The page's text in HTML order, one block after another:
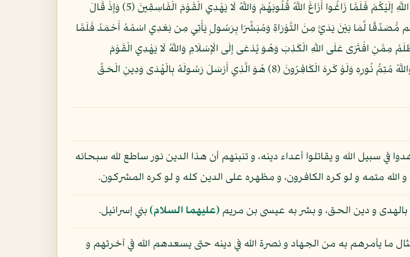
لِقَوْمِهِ يَا قَوْمِ لِمَ تُؤْذُونَنِي وَقَد تَّعْلَمُونَ أَنِّي رَسُولُ اللَّهِ إِلَيْكُمْ فَلَمَّا زَاغُوا أَزَاغَ اللَّهُ قُلُوبَهُمْ وَاللَّهُ لَا يَهْدِي الْقَوْمَ الْفَاسِقِينَ (5) وَإِذْ قَالَ
مُّصَدِّقًا لِّمَا بَيْنَ يَدَيَّ مِنَ التَّوْرَاةِ وَمُبَشِّرًا بِرَسُولٍ يَأْتِي مِن بَعْدِي اسْمُهُ أَحْمَدُ فَلَمَّا
قَالُوا هَذَا سِحْرٌ مُّبِينٌ (6) وَمَنْ أَظْلَمُ مِمَّنِ افْتَرَى عَلَى اللَّهِ الْكَذِبَ وَهُوَ يُدْعَى إِلَى الْإِسْلَامِ وَاللَّهُ لَا يَهْدِي الْقَوْمَ
الظَّالِمِينَ (7) يُرِيدُونَ لِيُطْفِؤُوا نُورَ اللَّهِ بِأَفْوَاهِهِمْ وَاللَّهُ مُتِمُّ نُورِهِ وَلَوْ كَرِهَ الْكَافِرُونَ (8) هُوَ الَّذِي أَرْسَلَ رَسُولَهُ بِالْهُدَى وَدِينِ الْحَقِّ
سبيل الله و يقاتلوا أعداء دينه، و تنبئهم أن هذا الدين نور ساطع لله سبحانه
الله متمه و لو كره الكافرون، و مظهره على الدين كله و لو كره المشركون.
بالهدى و دين الحق، و بشر به عيسى بن مريم (عليهما السلام)بني إسرائيل.
ما يأمرهم به من الجهاد و نصرة الله في دينه حتى يسعدهم الله في آخرتهم و